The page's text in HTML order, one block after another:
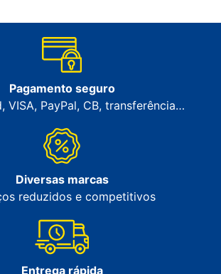
Pagamento seguro
VISA, PayPal, CB, transferência…
Diversas marcas
reduzidos e competitivos
Entrega rápida